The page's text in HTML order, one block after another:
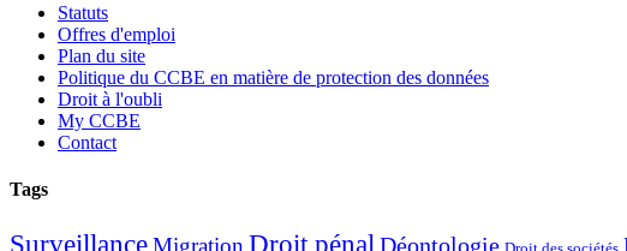
Statuts
Offres d'emploi
Plan du site
Politique du CCBE en matière de protection des données
Droit à l'oubli
My CCBE
Contact
Tags
Surveillance Droit pénalDéontologie